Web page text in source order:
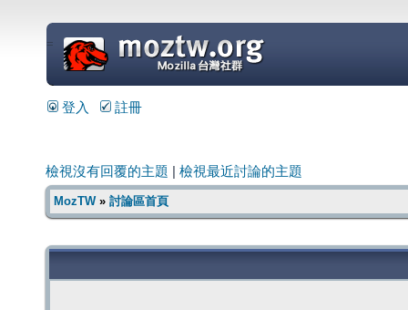
=
登入 註冊
檢視沒有回覆的主題 檢視最近討論的主題
MozTW» 討論區首頁